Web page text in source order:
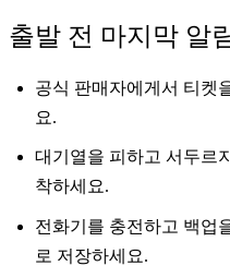
출발 전 마지막 알
공식 판매자에게서 티켓
요.
대기열을 피하고 서두르
착하세요.
전화기를 충전하고 백업
로 저장하세요.